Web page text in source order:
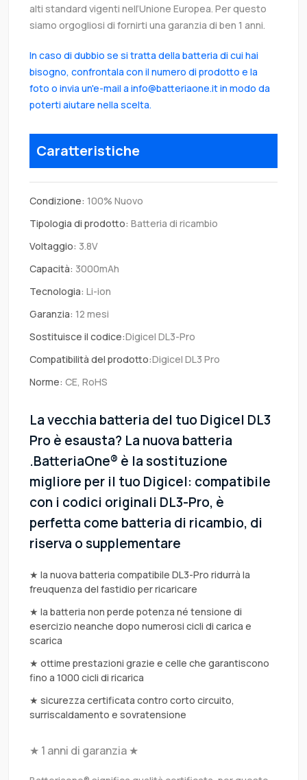
alti standard vigenti nell’Unione Europea. Per questo
siamo orgogliosi di fornirti una garanzia di ben 1 anni.
In caso di dubbio se si tratta della batteria di cui hai
bisogno, confrontala con il numero di prodotto e la
foto o invia un'e-mail a info@batteriaone.it in modo da
poterti aiutare nella scelta.
Caratteristiche
Condizione: 100% Nuovo
Tipologia di prodotto: Batteria di ricambio
Voltaggio: 3.8V
Capacità: 3000mAh
Tecnologia: Li-ion
Garanzia: 12 mesi
Sostituisce il codice:Digicel DL3-Pro
Compatibilità del prodotto:Digicel DL3 Pro
Norme: CE, RoHS
La vecchia batteria del tuo Digicel DL3
Pro è esausta? La nuova batteria
.BatteriaOne® è la sostituzione
migliore per il tuo Digicel: compatibile
con i codici originali DL3-Pro, è
perfetta come batteria di ricambio, di
riserva o supplementare
★ la nuova batteria compatibile DL3-Pro ridurrà la
freuquenza del fastidio per ricaricare
★ la batteria non perde potenza né tensione di
esercizio neanche dopo numerosi cicli di carica e
scarica
★ ottime prestazioni grazie e celle che garantiscono
fino a 1000 cicli di ricarica
★ sicurezza certificata contro corto circuito,
surriscaldamento e sovratensione
★ 1 anni di garanzia ★